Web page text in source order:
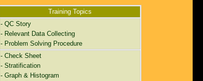
Training Topics
- QC Story
- Relevant Data Collecting
- Problem Solving Procedure
- Check Sheet
- Stratification
- Graph & Histogram